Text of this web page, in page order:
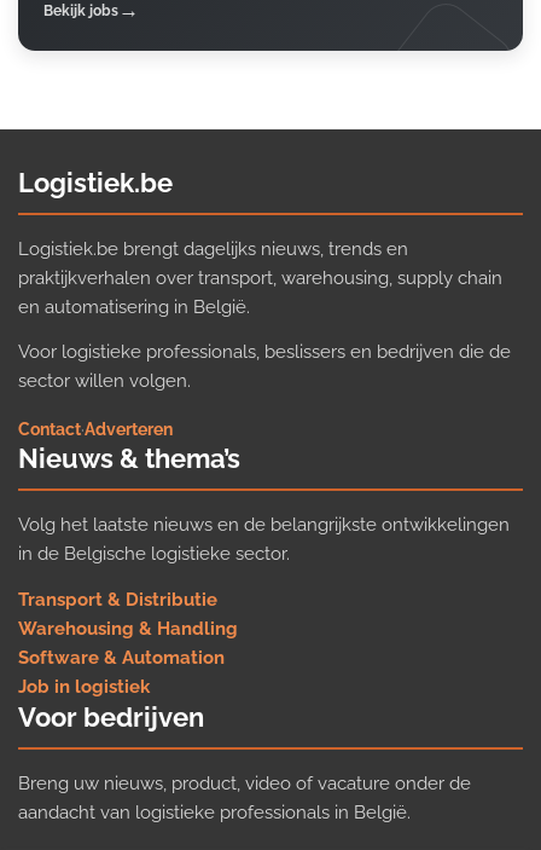
Bekijk jobs
Logistiek.be
Logistiek.be brengt dagelijks nieuws, trends en
praktijkverhalen over transport, warehousing, supply chain
en automatisering in België.
Voor logistieke professionals, beslissers en bedrijven die de
sector willen volgen.
Contact·Adverteren
Nieuws & thema’s
Volg het laatste nieuws en de belangrijkste ontwikkelingen
in de Belgische logistieke sector.
Transport & Distributie
Warehousing & Handling
Software & Automation
Job in logistiek
Voor bedrijven
Breng uw nieuws, product, video of vacature onder de
aandacht van logistieke professionals in België.